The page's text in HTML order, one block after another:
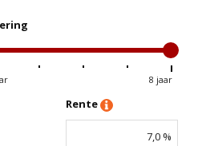
8 jaar
Rente
7,0 %